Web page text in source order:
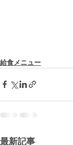
給食メニュー
最新記事